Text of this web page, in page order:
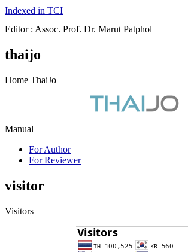
Indexed in TCI
Editor : Assoc. Prof. Dr. Marut Patphol
thaijo
Home ThaiJo
Manual
For Author
For Reviewer
visitor
Visitors